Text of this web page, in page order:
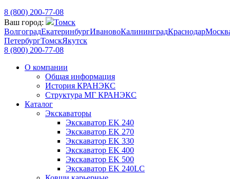
8 (800) 200-77-08
Ваш город:
Томск
ВолгоградЕкатеринбургИвановоКалининградКраснодар
ПетербургТомскЯкутск
8 (800) 200-77-08
О компании
Общая информация
История КРАНЭКС
Структура МГ КРАНЭКС
Каталог
Экскаваторы
Экскаватор EK 240
Экскаватор EK 270
Экскаватор EK 330
Экскаватор EK 400
Экскаватор EK 500
Экскаватор EK 240LC